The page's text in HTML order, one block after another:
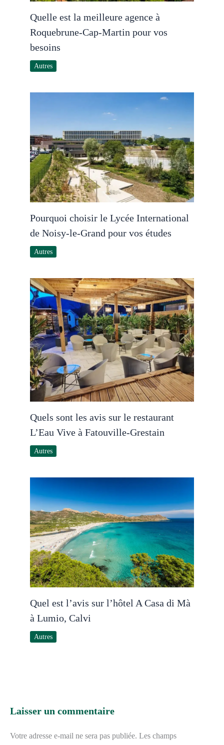
Quelle est la meilleure agence à
Roquebrune-Cap-Martin pour vos
besoins
Autres
Pourquoi choisir le Lycée International
de Noisy-le-Grand pour vos études
Autres
Quels sont les avis sur le restaurant
L’Eau Vive à Fatouville-Grestain
Autres
Quel est l’avis sur l’hôtel A Casa di Mà
à Lumio, Calvi
Autres
Laisser un commentaire
Votre adresse e-mail ne sera pas publiée. Les champs